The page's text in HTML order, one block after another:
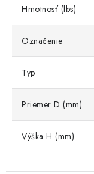
Hmotnosť (lbs)
Označenie
Typ
Priemer D (mm)
Výška H (mm)